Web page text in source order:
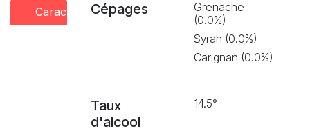
Caractéristiques
Conseils
dégustation
Cépages
Grenache
(0.0%)
Syrah (0.0%)
Carignan (0.0%)
Taux
d'alcool
14.5°